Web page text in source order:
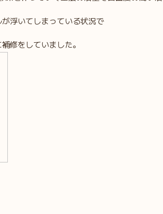
浮いてしまっている状況で
修をしていました。